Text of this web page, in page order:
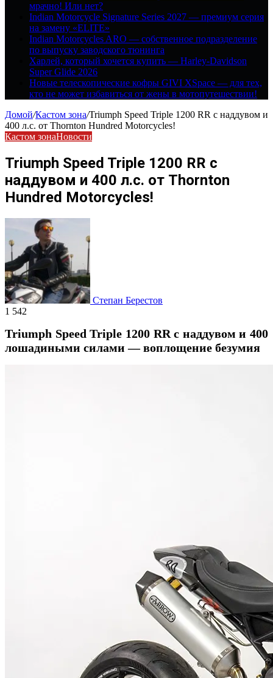
мрачно! Или нет?
Indian Motorcycle Signature Series 2027 — премиум серия
на замену «ELITE»
Indian Motorcycles ARO — собственное подразделение
по выпуску заводского тюнинга
Харлей, который хочется купить — Harley-Davidson
Super Glide 2026
Новые телескопические кофры GIVI XSpace — для тех,
кто не может избавиться от жены в мотопутешествии!
Домой/Кастом зона/Triumph Speed Triple 1200 RR с наддувом и
400 л.с. от Thornton Hundred Motorcycles!
Кастом зонаНовости
Triumph Speed Triple 1200 RR с
наддувом и 400 л.с. от Thornton
Hundred Motorcycles!
Степан Берестов
1 542
Triumph Speed Triple 1200 RR с наддувом и 400
лошадиными силами — воплощение безумия